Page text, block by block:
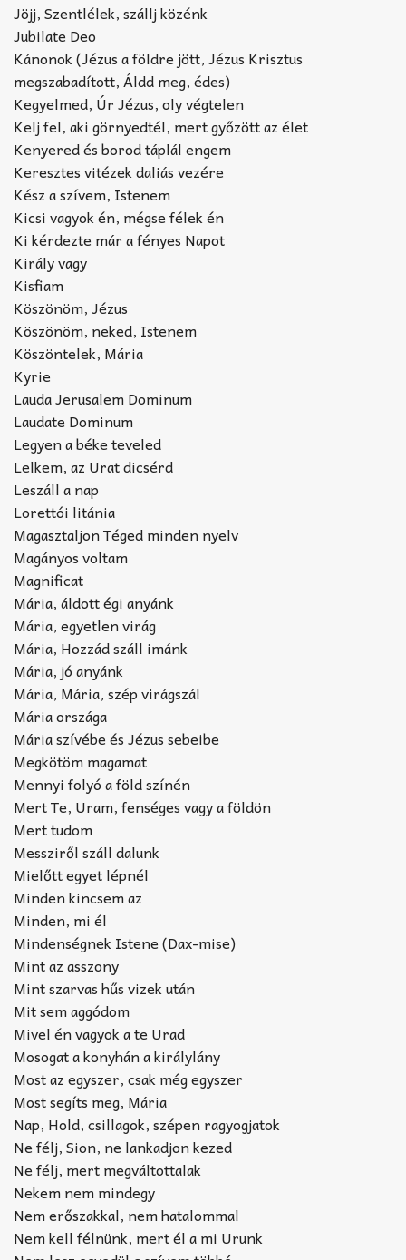
Jöjj, Szentlélek, szállj közénk
Jubilate Deo
Kánonok (Jézus a földre jött, Jézus Krisztus
megszabadított, Áldd meg, édes)
Kegyelmed, Úr Jézus, oly végtelen
Kelj fel, aki görnyedtél, mert győzött az élet
Kenyered és borod táplál engem
Keresztes vitézek daliás vezére
Kész a szívem, Istenem
Kicsi vagyok én, mégse félek én
Ki kérdezte már a fényes Napot
Király vagy
Kisfiam
Köszönöm, Jézus
Köszönöm, neked, Istenem
Köszöntelek, Mária
Kyrie
Lauda Jerusalem Dominum
Laudate Dominum
Legyen a béke teveled
Lelkem, az Urat dicsérd
Leszáll a nap
Lorettói litánia
Magasztaljon Téged minden nyelv
Magányos voltam
Magnificat
Mária, áldott égi anyánk
Mária, egyetlen virág
Mária, Hozzád száll imánk
Mária, jó anyánk
Mária, Mária, szép virágszál
Mária országa
Mária szívébe és Jézus sebeibe
Megkötöm magamat
Mennyi folyó a föld színén
Mert Te, Uram, fenséges vagy a földön
Mert tudom
Messziről száll dalunk
Mielőtt egyet lépnél
Minden kincsem az
Minden, mi él
Mindenségnek Istene (Dax-mise)
Mint az asszony
Mint szarvas hűs vizek után
Mit sem aggódom
Mivel én vagyok a te Urad
Mosogat a konyhán a királylány
Most az egyszer, csak még egyszer
Most segíts meg, Mária
Nap, Hold, csillagok, szépen ragyogjatok
Ne félj, Sion, ne lankadjon kezed
Ne félj, mert megváltottalak
Nekem nem mindegy
Nem erőszakkal, nem hatalommal
Nem kell félnünk, mert él a mi Urunk